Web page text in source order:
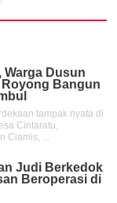
Warga Dusun
Bangun
tampak nyata di
Cintaratu,
Ciamis, ...
Judi Berkedok
Beroperasi di